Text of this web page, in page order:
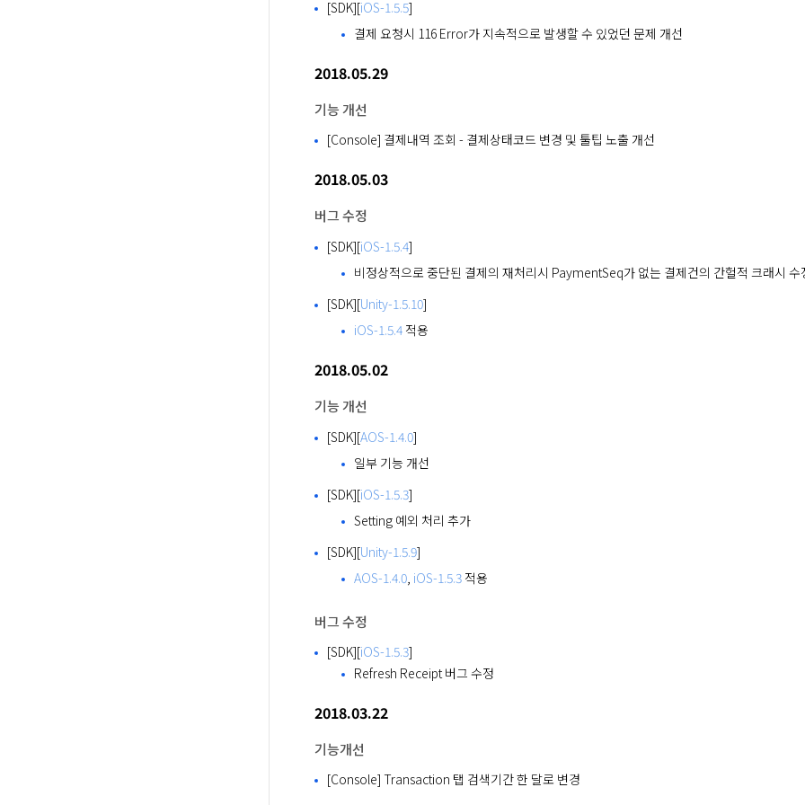
[SDK][iOS-1.5.5]
결제 요청시 116 Error가 지속적으로 발생할 수 있었던 문제 개선
2018.05.29
기능 개선
[Console] 결제내역 조회 - 결제상태코드 변경 및 툴팁 노출 개선
2018.05.03
버그 수정
[SDK][iOS-1.5.4]
비정상적으로 중단된 결제의 재처리시 PaymentSeq가 없는 결제건의 간헐적 크래시 수
[SDK][Unity-1.5.10]
iOS-1.5.4 적용
2018.05.02
기능 개선
[SDK][AOS-1.4.0]
일부 기능 개선
[SDK][iOS-1.5.3]
Setting 예외 처리 추가
[SDK][Unity-1.5.9]
AOS-1.4.0 iOS-1.5.3 적용
버그 수정
[SDK][iOS-1.5.3]
Refresh Receipt 버그 수정
2018.03.22
기능개선
[Console] Transaction 탭 검색기간 한 달로 변경